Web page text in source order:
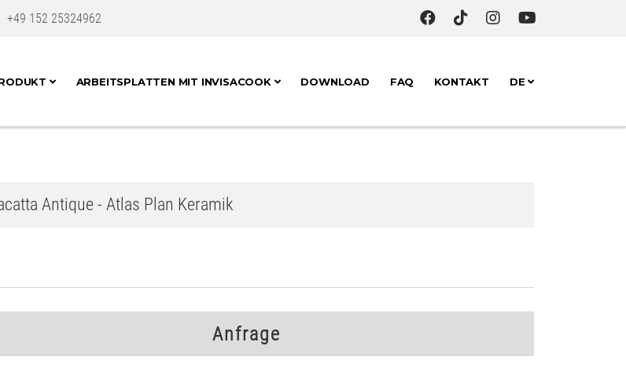
+49 152 25324962
ARBEITSPLATTEN MIT INVISACOOK DOWNLOAD FAQ KONTAKT DE
Antique - Atlas Plan Keramik
Anfrage